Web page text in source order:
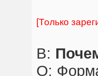
[Только
В:
О: